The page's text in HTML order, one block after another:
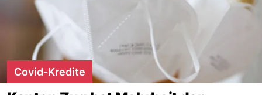
Covid-Kredite